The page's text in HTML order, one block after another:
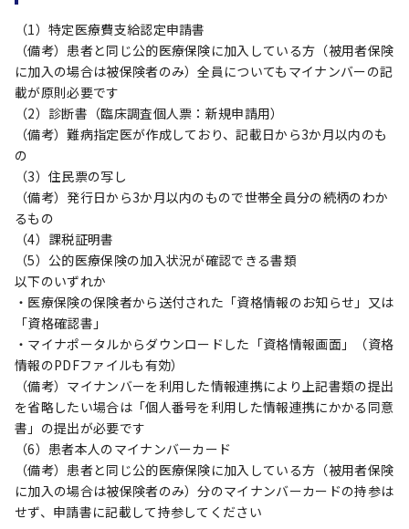
（1）特定医療費支給認定申請書
（備考）患者と同じ公的医療保険に加入している方（被用者保険
に加入の場合は被保険者のみ）全員についてもマイナンバーの記
載が原則必要です
（2）診断書（臨床調査個人票：新規申請用）
（備考）難病指定医が作成しており、記載日から3か月以内のも
の
（3）住民票の写し
（備考）発行日から3か月以内のもので世帯全員分の続柄のわか
るもの
（4）課税証明書
（5）公的医療保険の加入状況が確認できる書類
以下のいずれか
・医療保険の保険者から送付された「資格情報のお知らせ」又は
「資格確認書」
・マイナポータルからダウンロードした「資格情報画面」（資格
情報のPDFファイルも有効）
（備考）マイナンバーを利用した情報連携により上記書類の提出
を省略したい場合は「個人番号を利用した情報連携にかかる同意
書」の提出が必要です
（6）患者本人のマイナンバーカード
（備考）患者と同じ公的医療保険に加入している方（被用者保険
に加入の場合は被保険者のみ）分のマイナンバーカードの持参は
せず、申請書に記載して持参してください